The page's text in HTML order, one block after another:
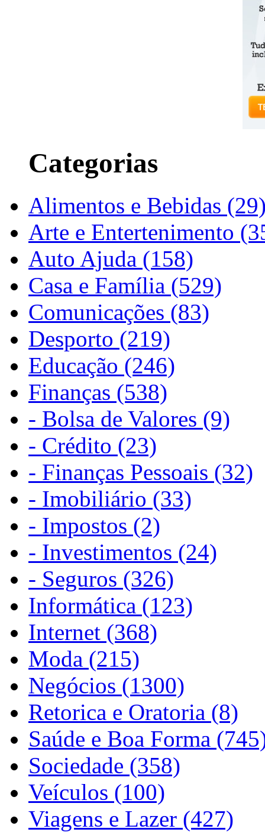
Categorias
Alimentos e Bebidas
Arte e Entertenimento
Auto Ajuda (158)
Casa e Família (529)
Comunicações (83)
Desporto (219)
Educação (246)
Finanças (538)
- Bolsa de Valores (9)
- Crédito (23)
- Finanças Pessoais (32)
- Imobiliário (33)
- Impostos (2)
- Investimentos (24)
- Seguros (326)
Informática (123)
Internet (368)
Moda (215)
Negócios (1300)
Retorica e Oratoria (8)
Saúde e Boa Forma
Sociedade (358)
Veículos (100)
Viagens e Lazer (427)